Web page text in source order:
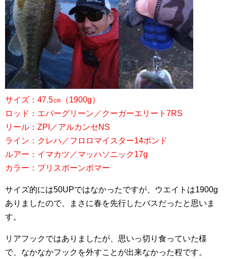
サイズ：47.5㎝（1900g）
ロッド：エバーグリーン／クーガーエリート7RS
リール：ZPI／アルカンセNS
ライン：クレハ／フロロマイスター14ポンド
ルアー：イマカツ／マッハソニック17g
カラー：プリスポーンボマー
サイズ的には50UPではなかったですが、ウエイトは1900g
ありましたので、まさに春を先行したバスだったと思いま
す。
リアフックではありましたが、思いっ切り食っていた様
で、なかなかフックを外すことが出来なかった程です。